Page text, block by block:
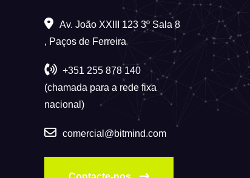
Av. João XXIII 123 3º Sala 8
, Paços de Ferreira
+351 255 878 140
(chamada para a rede fixa
nacional)
comercial@bitmind.com